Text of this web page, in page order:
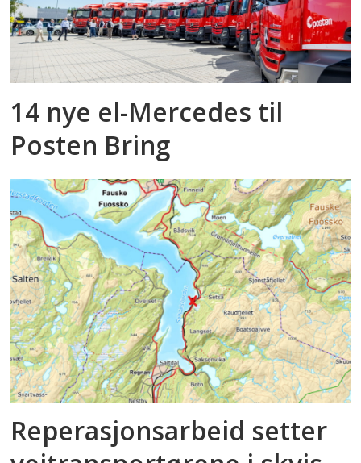
14 nye el-Mercedes til
Posten Bring
Reperasjonsarbeid setter